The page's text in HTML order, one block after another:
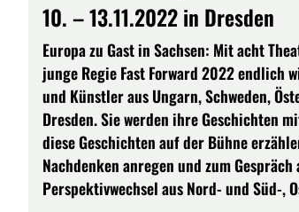
10. – 13.11.2022 in Dresden
Europa zu Gast in Sachsen: Mit acht
junge Regie Fast Forward 2022 endlich
und Künstler aus Ungarn, Schweden,
Dresden. Sie werden ihre Geschichten
diese Geschichten auf der Bühne
Nachdenken anregen und zum
Perspektivwechsel aus Nord- und Süd-,